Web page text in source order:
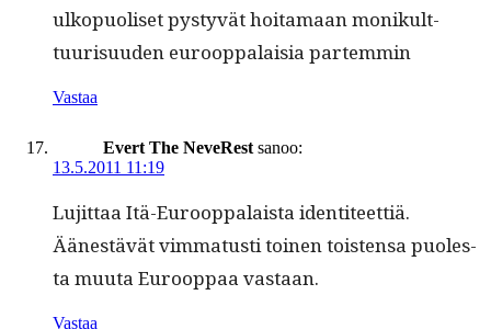
ulkop­uoliset pystyvät hoita­maan monikult­
tuurisu­u­den euroop­palaisia partemmin
Vastaa
Evert The NeveRest sanoo:
13.5.2011 11:19
Lujit­taa Itä-Euroop­palaista iden­ti­teet­tiä.
Äänestävät vim­ma­tusti toinen tois­t­en­sa puoles­
ta muu­ta Euroop­paa vastaan.
Vastaa